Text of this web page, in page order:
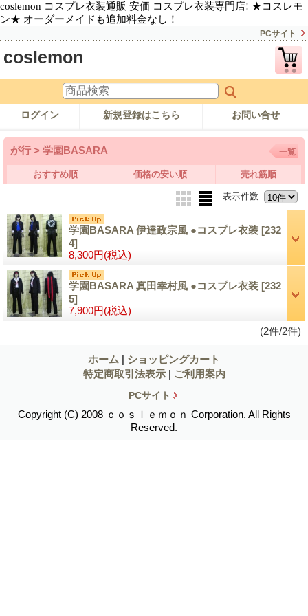
coslemon コスプレ衣装通販 安価 コスプレ衣装専門店! ★コスレモ
ン★ オーダーメイドも追加料金なし！
PCサイト
coslemon
ログイン 新規登録はこちら お問い合せ
が行 > 学園BASARA 一覧
おすすめ順 価格の安い順 売れ筋順
表示件数:
学園BASARA 伊達政宗風 ●コスプレ衣装 [232
4]
8,300円(税込)
学園BASARA 真田幸村風 ●コスプレ衣装 [232
5]
7,900円(税込)
(2件/2件)
ホーム | ショッピングカート
特定商取引法表示 | ご利用案内
PCサイト
Copyright (C) 2008 ｃｏｓｌｅｍｏｎ Corporation. All Rights
Reserved.